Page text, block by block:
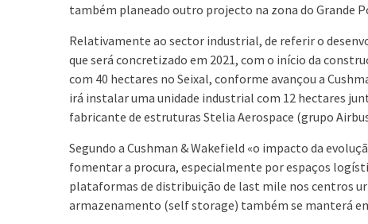
também planeado outro projecto na zona do Grande
Relativamente ao sector industrial, de referir o
que será concretizado em 2021, com o início da
com 40 hectares no Seixal, conforme avançou a
irá instalar uma unidade industrial com 12 hectares
fabricante de estruturas Stelia Aerospace (grupo
Segundo a Cushman & Wakefield «o impacto da
fomentar a procura, especialmente por espaços
plataformas de distribuição de last mile nos centros
armazenamento (self storage) também se manterá